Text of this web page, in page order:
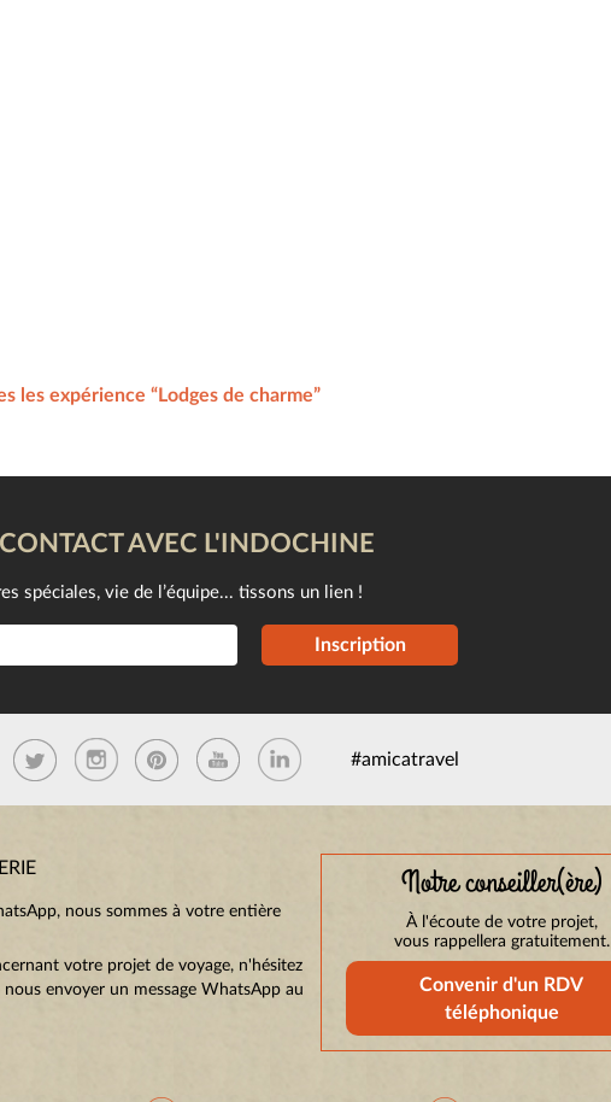
les expérience “Lodges de charme”
CONTACT AVEC L'INDOCHINE
spéciales, vie de l’équipe... tissons un lien !
Inscription
#amicatravel
nous sommes à votre entière
votre projet de voyage, n'hésitez
envoyer un message WhatsApp au
Notre conseiller(ère)
À l'écoute de votre projet,
vous rappellera gratuitement.
Convenir d'un RDV
téléphonique